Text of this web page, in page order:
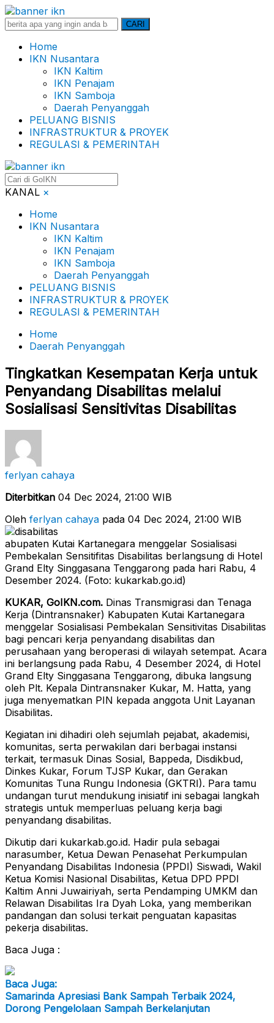
Search
CARI
Home
IKN Nusantara
IKN Kaltim
IKN Penajam
IKN Samboja
Daerah Penyanggah
PELUANG BISNIS
INFRASTRUKTUR & PROYEK
REGULASI & PEMERINTAH
KANAL ×
Home
IKN Nusantara
IKN Kaltim
IKN Penajam
IKN Samboja
Daerah Penyanggah
PELUANG BISNIS
INFRASTRUKTUR & PROYEK
REGULASI & PEMERINTAH
Home
Daerah Penyanggah
Tingkatkan Kesempatan Kerja untuk
Penyandang Disabilitas melalui
Sosialisasi Sensitivitas Disabilitas
ferlyan cahaya
Diterbitkan 04 Dec 2024, 21:00 WIB
Oleh ferlyan cahaya pada 04 Dec 2024, 21:00 WIB
abupaten Kutai Kartanegara menggelar Sosialisasi
Pembekalan Sensitifitas Disabilitas berlangsung di Hotel
Grand Elty Singgasana Tenggarong pada hari Rabu, 4
Desember 2024. (Foto: kukarkab.go.id)
KUKAR, GoIKN.com. Dinas Transmigrasi dan Tenaga
Kerja (Dintransnaker) Kabupaten Kutai Kartanegara
menggelar Sosialisasi Pembekalan Sensitivitas Disabilitas
bagi pencari kerja penyandang disabilitas dan
perusahaan yang beroperasi di wilayah setempat. Acara
ini berlangsung pada Rabu, 4 Desember 2024, di Hotel
Grand Elty Singgasana Tenggarong, dibuka langsung
oleh Plt. Kepala Dintransnaker Kukar, M. Hatta, yang
juga menyematkan PIN kepada anggota Unit Layanan
Disabilitas.
Kegiatan ini dihadiri oleh sejumlah pejabat, akademisi,
komunitas, serta perwakilan dari berbagai instansi
terkait, termasuk Dinas Sosial, Bappeda, Disdikbud,
Dinkes Kukar, Forum TJSP Kukar, dan Gerakan
Komunitas Tuna Rungu Indonesia (GKTRI). Para tamu
undangan turut mendukung inisiatif ini sebagai langkah
strategis untuk memperluas peluang kerja bagi
penyandang disabilitas.
Dikutip dari kukarkab.go.id. Hadir pula sebagai
narasumber, Ketua Dewan Penasehat Perkumpulan
Penyandang Disabilitas Indonesia (PPDI) Siswadi, Wakil
Ketua Komisi Nasional Disabilitas, Ketua DPD PPDI
Kaltim Anni Juwairiyah, serta Pendamping UMKM dan
Relawan Disabilitas Ira Dyah Loka, yang memberikan
pandangan dan solusi terkait penguatan kapasitas
pekerja disabilitas.
Baca Juga :
Baca Juga:
Samarinda Apresiasi Bank Sampah Terbaik 2024,
Dorong Pengelolaan Sampah Berkelanjutan